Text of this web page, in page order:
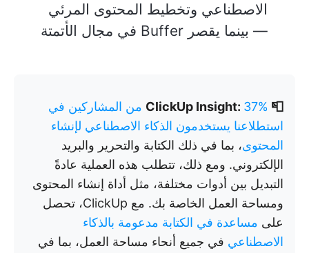
الاصطناعي وتخطيط المحتوى المرئي
— بينما يقصر Buffer في مجال الأتمتة
📮 ClickUp Insight:
37% من المشاركين في
استطلاعنا يستخدمون الذكاء الاصطناعي لإنشاء
المحتوى، بما في ذلك الكتابة والتحرير والبريد
الإلكتروني. ومع ذلك، تتطلب هذه العملية عادةً
التبديل بين أدوات مختلفة، مثل أداة إنشاء المحتوى
ومساحة العمل الخاصة بك. مع ClickUp، تحصل
على مساعدة في الكتابة مدعومة بالذكاء
الاصطناعي في جميع أنحاء مساحة العمل، بما في